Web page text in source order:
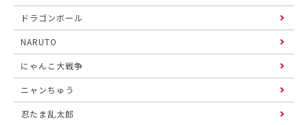
ドラゴンボール
NARUTO
にゃんこ大戦争
ニャンちゅう
忍たま乱太郎